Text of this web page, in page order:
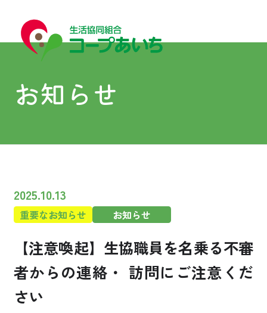
コープあいちについて
はじめての方へ
お買い物・サービス
お知らせ
2025.10.13
重要なお知らせ お知らせ
【注意喚起】生協職員を名乗る不審
者からの連絡・ 訪問にご注意くだ
さい